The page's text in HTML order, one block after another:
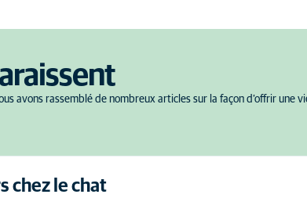
avons rassemblé de nombreux articles sur la façon d’offrir une
chez le chat